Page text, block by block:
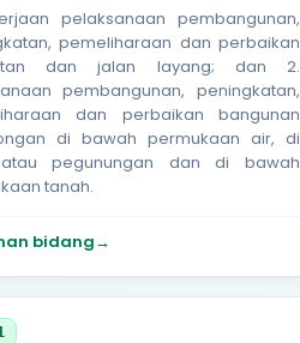
pelaksanaan pembangunan,
pemeliharaan dan perbaikan
dan jalan layang; dan 2.
pembangunan, peningkatan,
dan perbaikan bangunan
di bawah permukaan air, di
pegunungan dan di bawah
tanah.
bidang→